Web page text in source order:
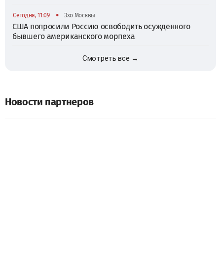
Сегодня, 11:09 • Эхо Москвы
США попросили Россию освободить осужденного
бывшего американского морпеха
Смотреть все →
Новости партнеров